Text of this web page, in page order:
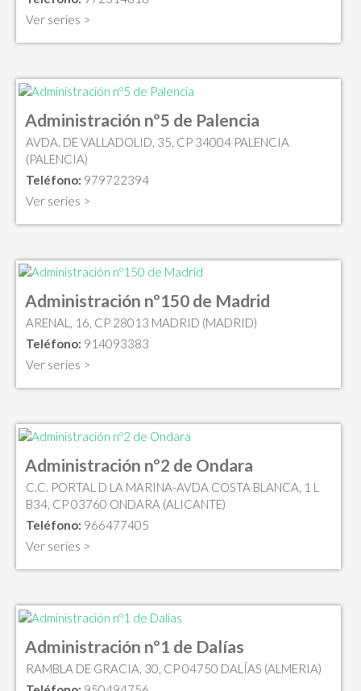
Ver series >
Administración nº5 de Palencia
AVDA. DE VALLADOLID, 35, CP 34004 PALENCIA
(PALENCIA)
Teléfono: 979722394
Ver series >
Administración nº150 de Madrid
ARENAL, 16, CP 28013 MADRID (MADRID)
Teléfono: 914093383
Ver series >
Administración nº2 de Ondara
C.C. PORTAL D LA MARINA-AVDA COSTA BLANCA, 1 L
B34, CP 03760 ONDARA (ALICANTE)
Teléfono: 966477405
Ver series >
Administración nº1 de Dalías
RAMBLA DE GRACIA, 30, CP 04750 DALÍAS (ALMERIA)